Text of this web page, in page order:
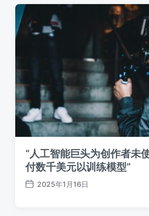
期
“人工智能巨头为创作者未
付数千美元以训练模型”
发
2025年1月16日